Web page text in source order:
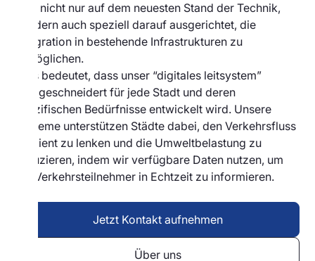
sind nicht nur auf dem neuesten Stand der Technik,
sondern auch speziell darauf ausgerichtet, die
Integration in bestehende Infrastrukturen zu
ermöglichen.
Dies bedeutet, dass unser “digitales leitsystem”
maßgeschneidert für jede Stadt und deren
spezifischen Bedürfnisse entwickelt wird. Unsere
Systeme unterstützen Städte dabei, den Verkehrsfluss
effizient zu lenken und die Umweltbelastung zu
reduzieren, indem wir verfügbare Daten nutzen, um
die Verkehrsteilnehmer in Echtzeit zu informieren.
Jetzt Kontakt aufnehmen
Über uns